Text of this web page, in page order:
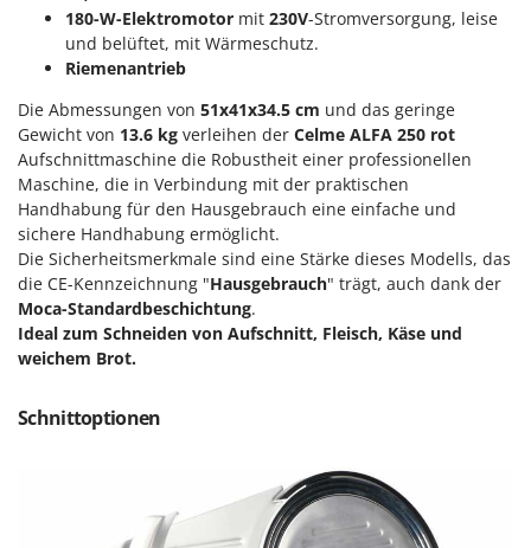
Palettengabeln für Traktoren
Pflüge für Traktor
Planierschilder für Traktoren
Plasmaschneider
Poolroboter
Pools
Poolstaubsauger
R
Rasensodenschneider
Rasentrimmer - Kantenschneider
Rasentrimmer - Motorsensen - Freischneider
Forest Master
Francini
G
G3 Ferrari
Gardena
Garofalo
GeoTech
GeoTech Pro
Gierre
Ginko - MGM
Girmi
180-W-Elektromotor mit 230V-Stromversorgung, leise
und belüftet, mit Wärmeschutz.
Riemenantrieb
Die Abmessungen von 51x41x34.5 cm und das geringe
Gewicht von 13.6 kg verleihen der Celme ALFA 250 rot
Aufschnittmaschine die Robustheit einer professionellen
Maschine, die in Verbindung mit der praktischen
Handhabung für den Hausgebrauch eine einfache und
sichere Handhabung ermöglicht.
Die Sicherheitsmerkmale sind eine Stärke dieses Modells, das
die CE-Kennzeichnung "Hausgebrauch" trägt, auch dank der
Moca-Standardbeschichtung.
Ideal zum Schneiden von Aufschnitt, Fleisch, Käse und
weichem Brot.
Schnittoptionen